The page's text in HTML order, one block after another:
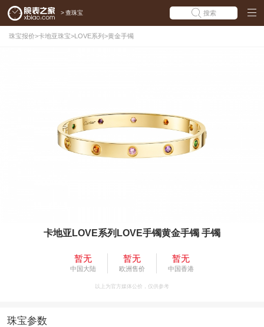
> 查珠宝 搜索
珠宝报价>卡地亚珠宝>LOVE系列 >黄金手镯
卡地亚LOVE系列LOVE手镯黄金手镯 手镯
暂无
中国大陆
暂无
欧洲售价
暂无
中国香港
以上为官方媒体公价，仅供参考
珠宝参数